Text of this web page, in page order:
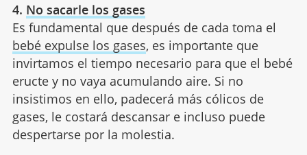
4. No sacarle los gases
Es fundamental que después de cada toma el
bebé expulse los gases, es importante que
invirtamos el tiempo necesario para que el bebé
eructe y no vaya acumulando aire. Si no
insistimos en ello, padecerá más cólicos de
gases, le costará descansar e incluso puede
despertarse por la molestia.